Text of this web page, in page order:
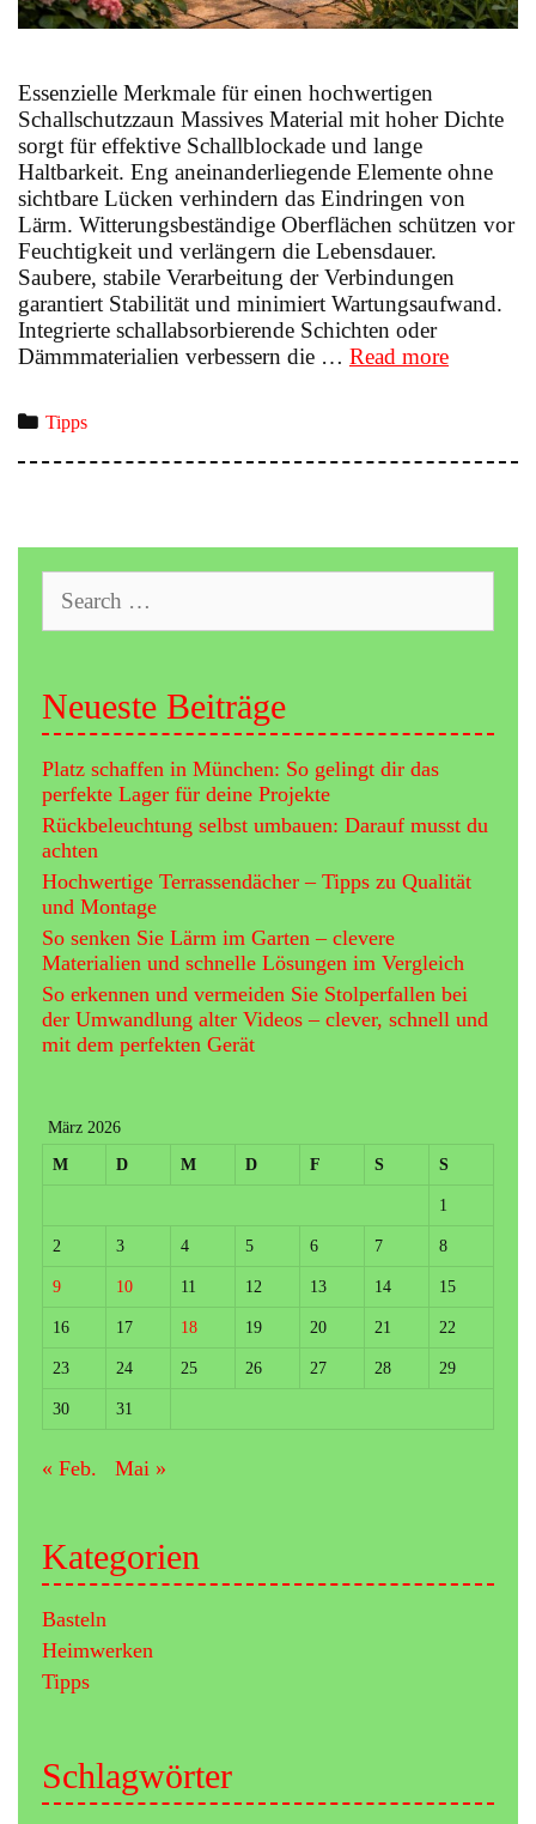
Essenzielle Merkmale für einen hochwertigen
Schallschutzzaun Massives Material mit hoher Dichte
sorgt für effektive Schallblockade und lange
Haltbarkeit. Eng aneinanderliegende Elemente ohne
sichtbare Lücken verhindern das Eindringen von
Lärm. Witterungsbeständige Oberflächen schützen vor
Feuchtigkeit und verlängern die Lebensdauer.
Saubere, stabile Verarbeitung der Verbindungen
garantiert Stabilität und minimiert Wartungsaufwand.
Integrierte schallabsorbierende Schichten oder
Dämmmaterialien verbessern die … Read moreSo
im
Categories
Tipps
for:
Neueste Beiträge
Platz schaffen in München: So gelingt dir das
perfekte Lager für deine Projekte
Rückbeleuchtung selbst umbauen: Darauf musst du
achten
Hochwertige Terrassendächer – Tipps zu Qualität
und Montage
So senken Sie Lärm im Garten – clevere
Materialien und schnelle Lösungen im Vergleich
So erkennen und vermeiden Sie Stolperfallen bei
der Umwandlung alter Videos – clever, schnell und
mit dem perfekten Gerät
März 2026
M
D M D F S S
1
2 3 4 5 6 7 8
9 10 11 12 13 14 15
16 17 18 19 20 21 22
23 24 25 26 27 28 29
30 31
« Feb. Mai »
Kategorien
Basteln
Heimwerken
Tipps
Schlagwörter